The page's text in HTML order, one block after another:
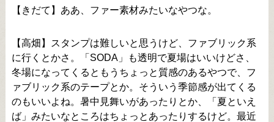
【きだて】ああ、ファー素材みたいなやつな。
【高畑】スタンプは難しいと思うけど、ファブリック系
に行くとかさ。「SODA」も透明で夏場はいいけどさ、
冬場になってくるともうちょっと質感のあるやつで、フ
ァブリック系のテープとか。そういう季節感が出てくる
のもいいよね。暑中見舞いがあったりとか、「夏といえ
ば」みたいなところはちょっとあったりするけど。最近